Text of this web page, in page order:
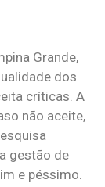
Grande,
dos
críticas. A
não aceite,
gestão de
e péssimo.